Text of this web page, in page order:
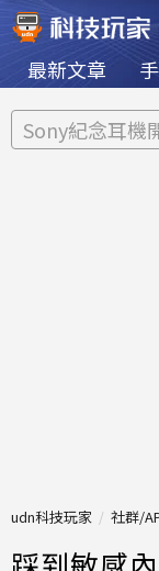
最新文章
Sony紀念耳機
udn科技玩家 社群/